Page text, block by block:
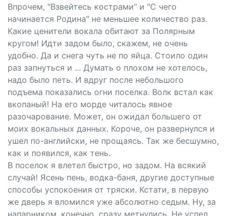
Впрочем, "Взвейтесь кострами" и "С чего
начинается Родина" не меньшее количество раз.
Какие ценители вокала обитают за Полярным
кругом! Идти задом было, скажем, не очень
удобно. Да и снега чуть не по яйца. Стоило один
раз запнуться и ... Думать о плохом не хотелось,
надо было петь. И вдруг после небольшого
подъема показались огни поселка. Волк встал как
вкопаный! На его морде читалось явное
разочарование. Может, он ожидал большего от
моих вокальных данных. Короче, он развернулся и
ушел по-английски, не прощаясь. Так же бесшумно,
как и появился, как тень.
В поселок я влетел быстро, но задом. На всякий
случай! Ясень пень, водка-баня, другие доступные
способы успокоения от тряски. Кстати, в первую
же дверь я вломился уже абсолютно седым. Ну, за
напарником, конечно, сразу метнулись. Не успел